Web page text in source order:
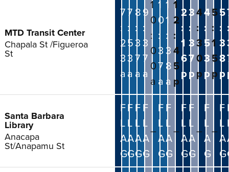
MTD Transit Center
Chapala St /Figueroa
St
7
:
2
3
a
7
:
5
3
a
8
:
3
7
a
9
:
3
7
a
1
0
:
0
0
a
1
0
:
3
7
a
1
1
:
3
8
a
1
2
:
4
5
p
2
:
1
6
p
3
:
3
7
p
4
:
3
0
p
4
:
5
3
p
5
:
1
5
p
5
:
3
8
p
:
Santa Barbara
Library
Anacapa
St/Anapamu St
F
L
A
G
F
L
A
G
F
L
A
G
F
L
A
G
–
F
L
A
G
F
L
A
G
–
F
L
A
G
F
L
A
G
–
F
L
A
G
–
F
L
A
G